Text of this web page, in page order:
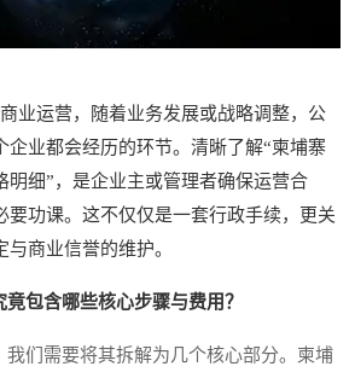
运营，随着业务发展或战略调整，公
企业都会经历的环节。清晰了解“柬埔寨
明细”，是企业主或管理者确保运营合
要功课。这不仅仅是一套行政手续，更关
商业信誉的维护。
包含哪些核心步骤与费用？
们需要将其拆解为几个核心部分。柬埔